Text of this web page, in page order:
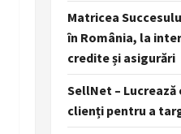
Matricea
în România, la
credite și asigurări
SellNet –
clienți pentru a